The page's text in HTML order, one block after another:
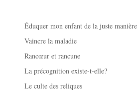
Éduquer mon enfant de la juste manière
Vaincre la maladie
Rancœur et rancune
La précognition existe-t-elle?
Le culte des reliques